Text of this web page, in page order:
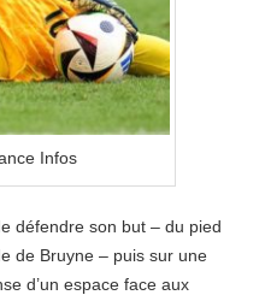
Infos
défendre son but – du pied
de Bruyne – puis sur une
d’un espace face aux